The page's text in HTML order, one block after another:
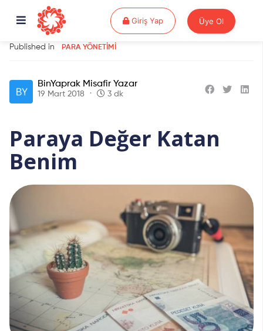
Giriş YapGiriş Yap Üye Ol
Published in PARA YÖNETIMI
BinYaprak Misafir Yazar
19 Mart 2018 3 dk
Paraya Değer Katan
Benim